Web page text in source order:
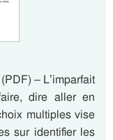
– L’imparfait
dire aller en
multiples vise
sur identifier les